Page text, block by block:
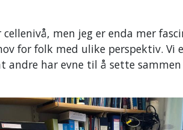
men jeg er enda mer
for folk med ulike perspektiv. Vi
andre har evne til å sette